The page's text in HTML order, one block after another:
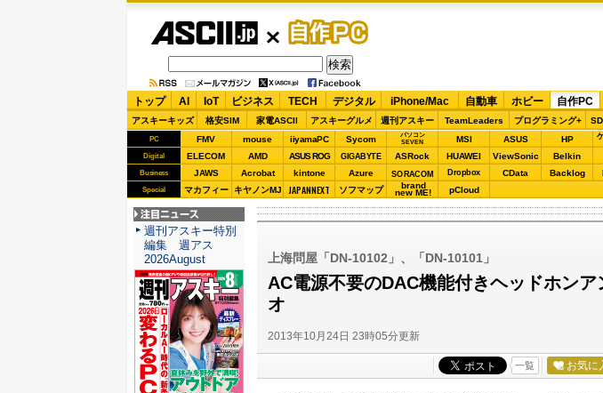
自作PC
トップ AI IoT ビジネス TECH デジタル iPhone/Mac 自動車 ホビー 自作PC
アスキーキッズ 格安SIM 家電ASCII アスキーグルメ 週刊アスキー TeamLeaders プログラミング+
PC FMV mouse iiyamaPC Sycom
パソコン
SEVEN
MSI ASUS HP
Digital ELECOM AMD ASUS ROG GIGABYTE ASRock HUAWEI ViewSonic Belkin
Business JAWS Acrobat kintone Azure SORACOM Dropbox CData Backlog
Special マカフィー キヤノンMJ JAPANNEXT ソフマップ brand
new ME! pCloud
上海問屋「DN-10102」、「DN-10101」
AC電源不要のDAC機能付きヘッドホンア
オ
2013年10月24日 23時05分更新
一覧 お気に
注目ニュース
週刊アスキー特別
編集 週アス
2026August